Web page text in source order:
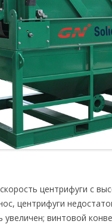
центрифуги с
центрифуги
винтовой